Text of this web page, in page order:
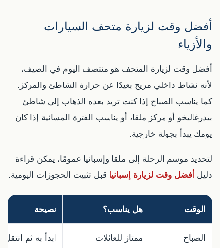
أفضل وقت لزيارة متحف السيارات
والأزياء
أفضل وقت لزيارة المتحف هو منتصف اليوم في الصيف،
لأنه نشاط داخلي مريح بعيدًا عن حرارة الشاطئ والمركز.
كما يناسب الصباح إذا كنت تريد بعده الذهاب إلى شاطئ
بيدرغاليخو أو مركز ملقا، أو يناسب الفترة المسائية إذا كان
يومك يبدأ بجولة خارجية.
لتحديد موسم الرحلة إلى ملقا وإسبانيا عمومًا، يمكن قراءة
دليل أفضل وقت لزيارة إسبانيا قبل تثبيت الحجوزات اليومية.
الوقت هل يناسب؟ نصيحة
الصباح ممتاز للعائلات ابدأ به ثم